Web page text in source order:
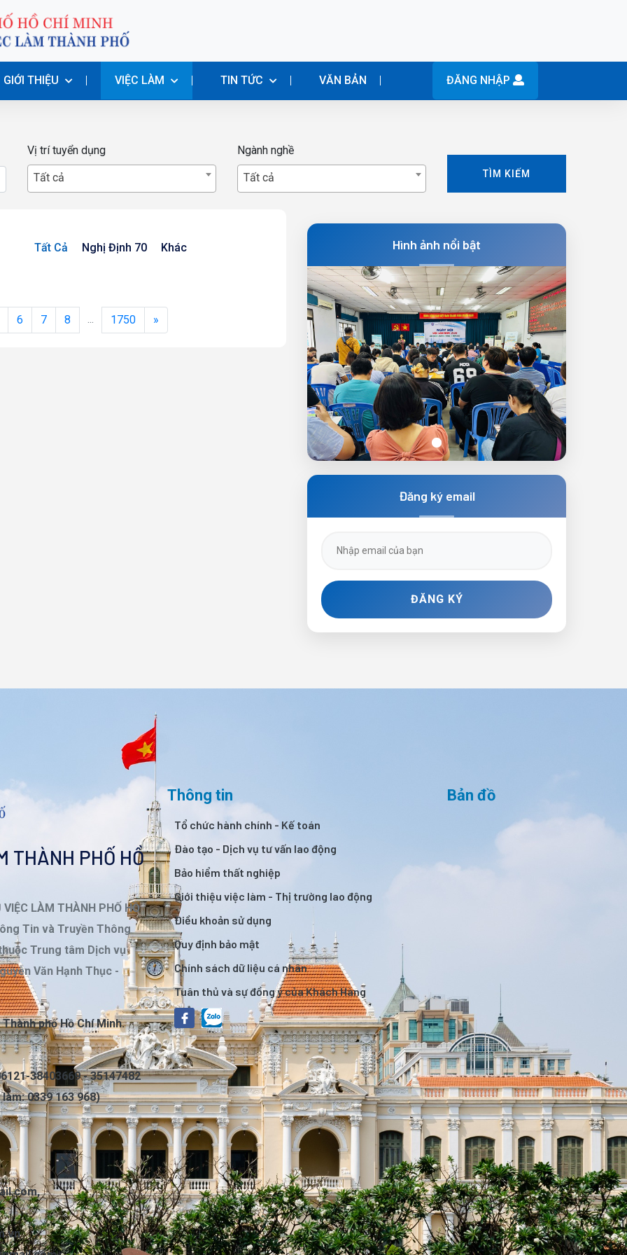
GIỚI THIỆU VIỆC LÀM TIN TỨC VĂN BẢN ĐĂNG NHẬP
Vị trí tuyển dụng
Tất cả
Ngành nghề
Tất cả TÌM KIẾM
Tất Cả Nghị Định 70 Khác
6 7 8 ... 1750 »
Hình ảnh nổi bật
Đăng ký email
ĐĂNG KÝ
THÀNH PHỐ HỒ
LÀM THÀNH PHỐ HỒ
Tin và Truyền Thông
Trung tâm Dịch vụ
Văn Hạnh Thục -
phố Hồ Chí Minh.
38403669 - 35147482
0339 163 968)
,
Thông tin
Tổ chức hành chính - Kế toán
Đào tạo - Dịch vụ tư vấn lao động
Bảo hiểm thất nghiệp
Giới thiệu việc làm - Thị trường lao động
Điều khoản sử dụng
Quy định bảo mật
Chính sách dữ liệu cá nhân
Tuân thủ và sự đồng ý của Khách Hàng
Bản đồ